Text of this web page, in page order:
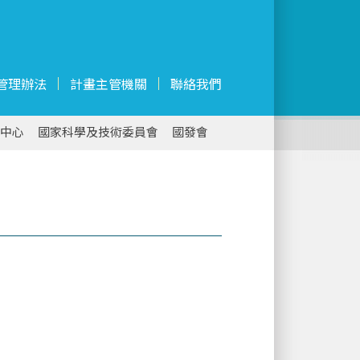
理辦法 計畫主管機關 聯絡我們
心 國家科學及技術委員會 國發會